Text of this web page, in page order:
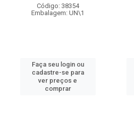
Código: 38354
Embalagem: UN\1
Faça seu login ou
cadastre-se para
ver preços e
comprar